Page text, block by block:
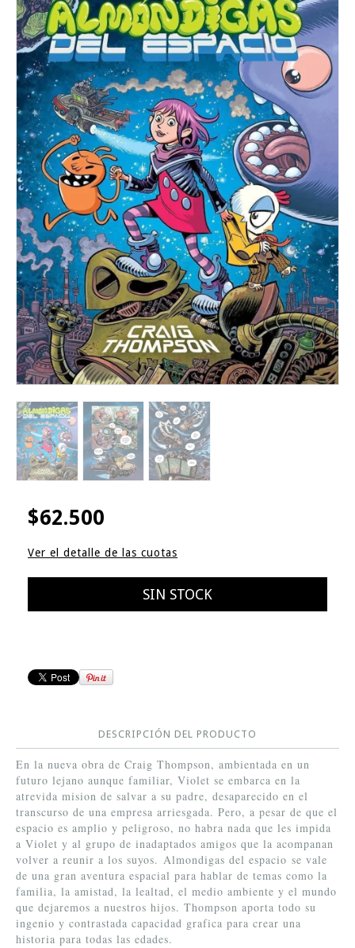
$62.500
Ver el detalle de las cuotas
DESCRIPCIÓN DEL PRODUCTO
En la nueva obra de Craig Thompson, ambientada en un
futuro lejano aunque familiar, Violet se embarca en la
atrevida mision de salvar a su padre, desaparecido en el
transcurso de una empresa arriesgada. Pero, a pesar de que el
espacio es amplio y peligroso, no habra nada que les impida
a Violet y al grupo de inadaptados amigos que la acompanan
volver a reunir a los suyos. Almondigas del espacio se vale
de una gran aventura espacial para hablar de temas como la
familia, la amistad, la lealtad, el medio ambiente y el mundo
que dejaremos a nuestros hijos. Thompson aporta todo su
ingenio y contrastada capacidad grafica para crear una
historia para todas las edades.